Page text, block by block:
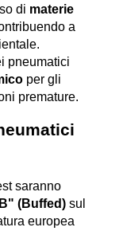
di materie
a
pneumatici
per gli
premature.
saranno
(Buffed) sul
europea